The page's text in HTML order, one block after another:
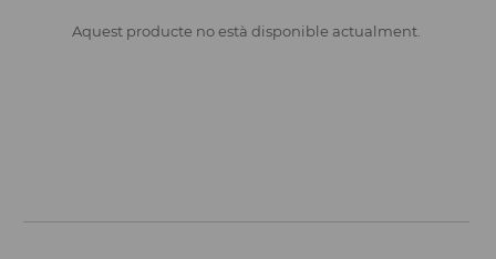
Aquest producte no està disponible actualment.